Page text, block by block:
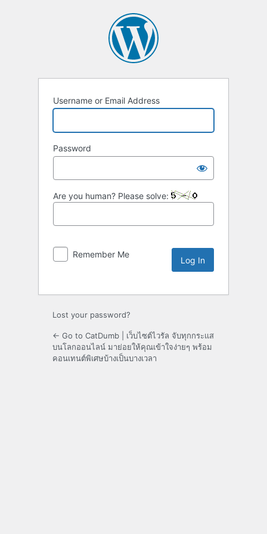
Username or Email Address
Password
Are you human? Please solve:
Remember Me
Lost your password?
← Go to CatDumb | เว็บไซต์ไวรัล จับทุกกระแส
บนโลกออนไลน์ มาย่อยให้คุณเข้าใจง่ายๆ พร้อม
คอนเทนต์พิเศษบ้างเป็นบางเวลา